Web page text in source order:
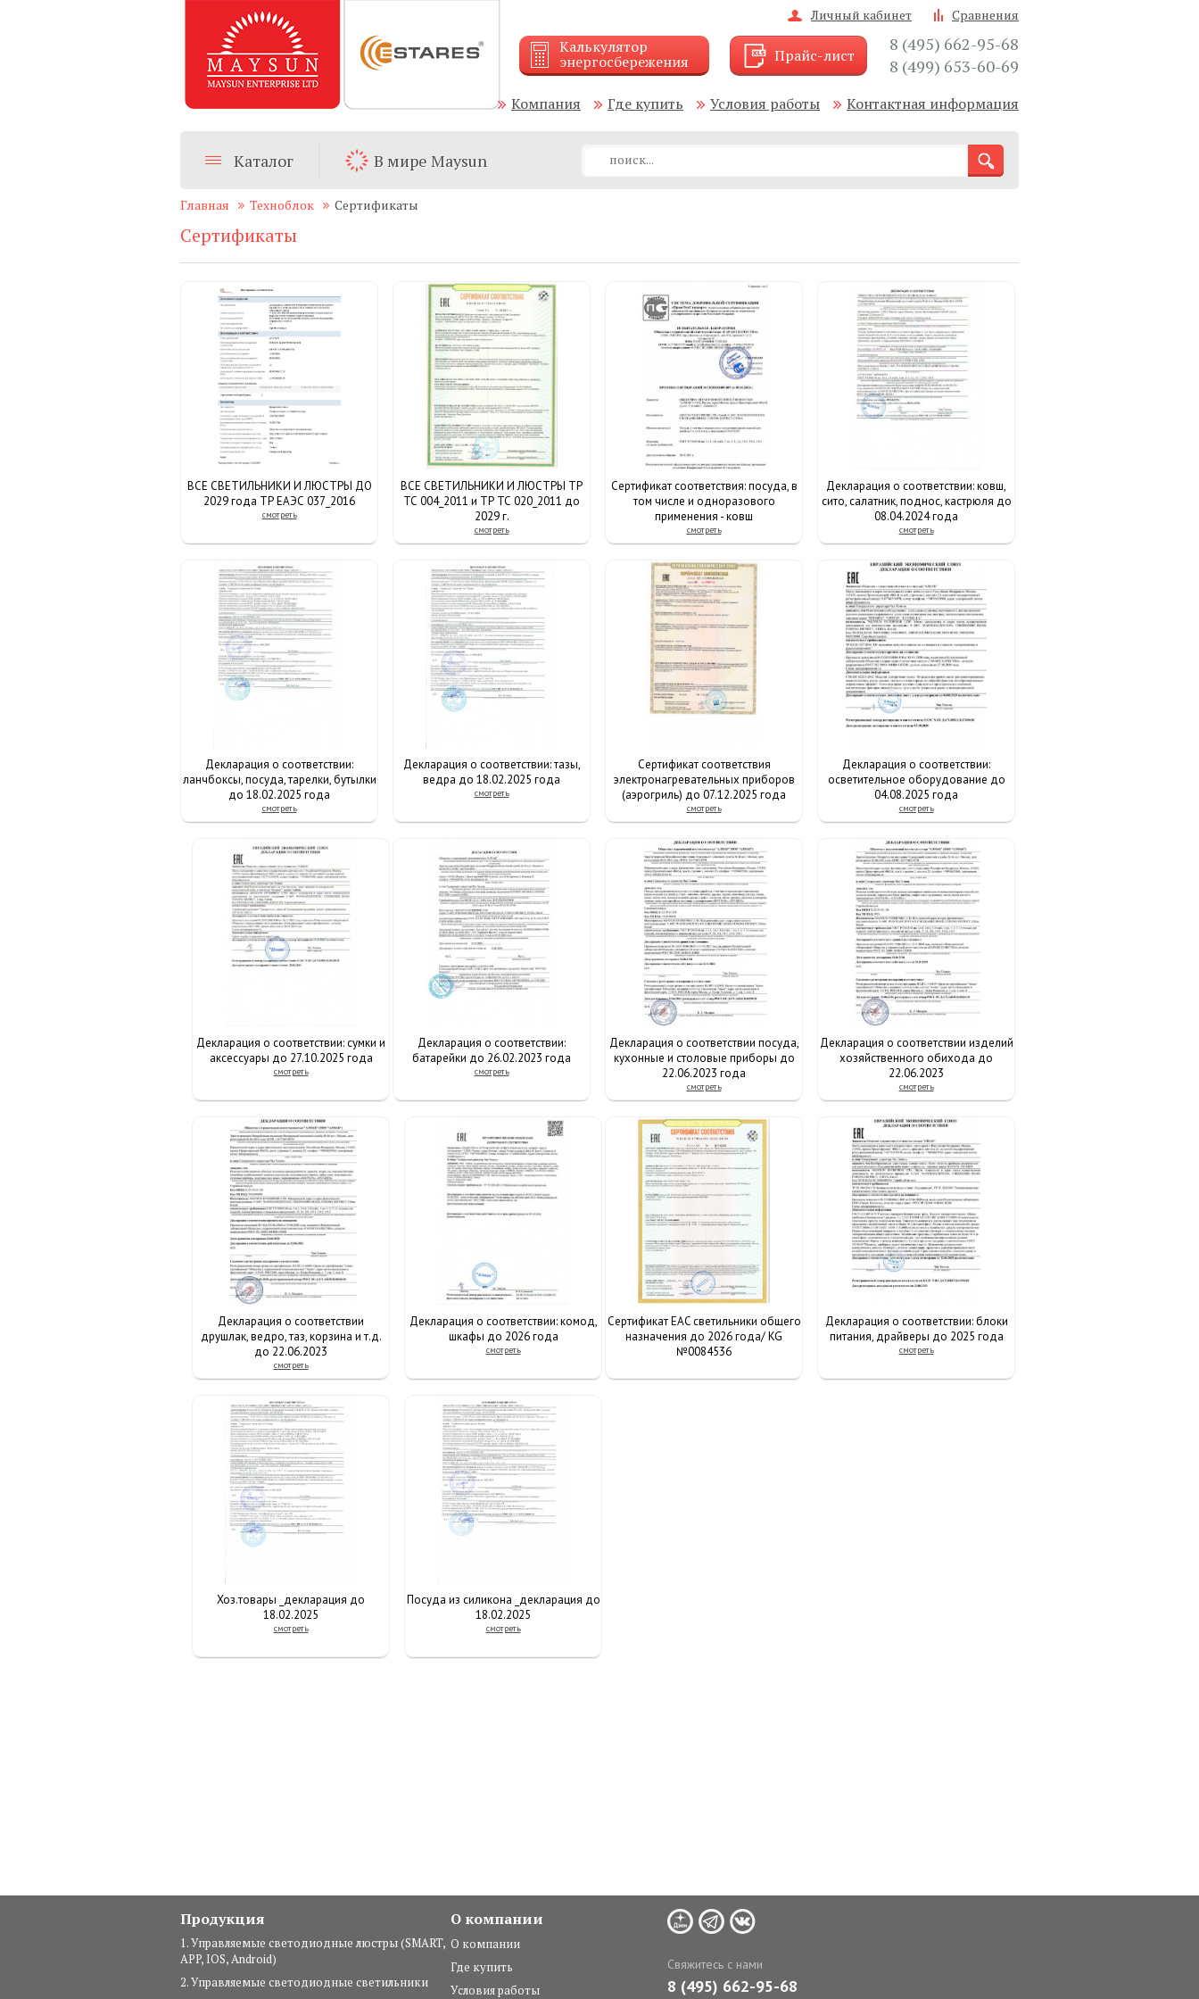
Личный кабинет Сравнения
Калькулятор
энергосбережения Прайс-лист
8 (495) 662-95-68
8 (499) 653-60-69
Контактная информация
Условия работы
Где купить
Компания
Каталог В мире Maysun
Главная Техноблок Сертификаты
Сертификаты
ВСЕ СВЕТИЛЬНИКИ И ЛЮСТРЫ ДО
2029 года ТР ЕАЭС 037_2016
смотреть
ВСЕ СВЕТИЛЬНИКИ И ЛЮСТРЫ ТР
ТС 004_2011 и ТР ТС 020_2011 до
2029 г.
смотреть
Сертификат соответствия: посуда, в
том числе и одноразового
применения - ковш
смотреть
Декларация о соответствии: ковш,
сито, салатник, поднос, кастрюля до
08.04.2024 года
смотреть
Декларация о соответствии:
ланчбоксы, посуда, тарелки, бутылки
до 18.02.2025 года
смотреть
Декларация о соответствии: тазы,
ведра до 18.02.2025 года
смотреть
Сертификат соответствия
электронагревательных приборов
(аэрогриль) до 07.12.2025 года
смотреть
Декларация о соответствии:
осветительное оборудование до
04.08.2025 года
смотреть
Декларация о соответствии: сумки и
аксессуары до 27.10.2025 года
смотреть
Декларация о соответствии:
батарейки до 26.02.2023 года
смотреть
Декларация о соответствии посуда,
кухонные и столовые приборы до
22.06.2023 года
смотреть
Декларация о соответствии изделий
хозяйственного обихода до
22.06.2023
смотреть
Декларация о соответствии
друшлак, ведро, таз, корзина и т.д.
до 22.06.2023
смотреть
Декларация о соответствии: комод,
шкафы до 2026 года
смотреть
Сертификат EAC светильники общего
назначения до 2026 года/ KG
№0084536
Декларация о соответствии: блоки
питания, драйверы до 2025 года
смотреть
Хоз.товары _декларация до
18.02.2025
смотреть
Посуда из силикона _декларация до
18.02.2025
смотреть
Продукция
1. Управляемые светодиодные люстры (SMART,
APP, IOS, Android)
2. Управляемые светодиодные светильники
О компании
О компании
Где купить
Условия работы
Свяжитесь с нами
8 (495) 662-95-68